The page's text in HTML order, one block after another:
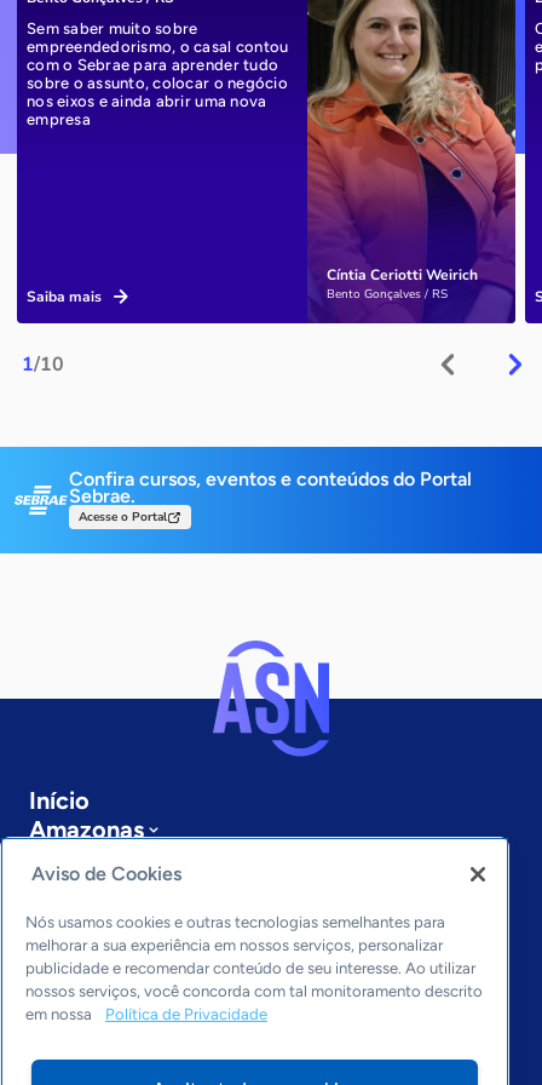
1/10
Cíntia Ceriotti Weirich
Bento Gonçalves / RS
Sem saber muito sobre
empreendedorismo, o casal contou
com o Sebrae para aprender tudo
sobre o assunto, colocar o negócio
nos eixos e ainda abrir uma nova
empresa
Saiba mais
Confira cursos, eventos e conteúdos do Portal
Sebrae.
Acesse o Portal
Início
Amazonas
Sobre a ASN
Últimas notícias
Entre em contato
Editorias
Economia & Política
Inovação & Tecnologia
Cultura empreendedora
Aviso de Cookies
Nós usamos cookies e outras tecnologias semelhantes para
melhorar a sua experiência em nossos serviços, personalizar
publicidade e recomendar conteúdo de seu interesse. Ao utilizar
nossos serviços, você concorda com tal monitoramento descrito
em nossa
Política de Privacidade